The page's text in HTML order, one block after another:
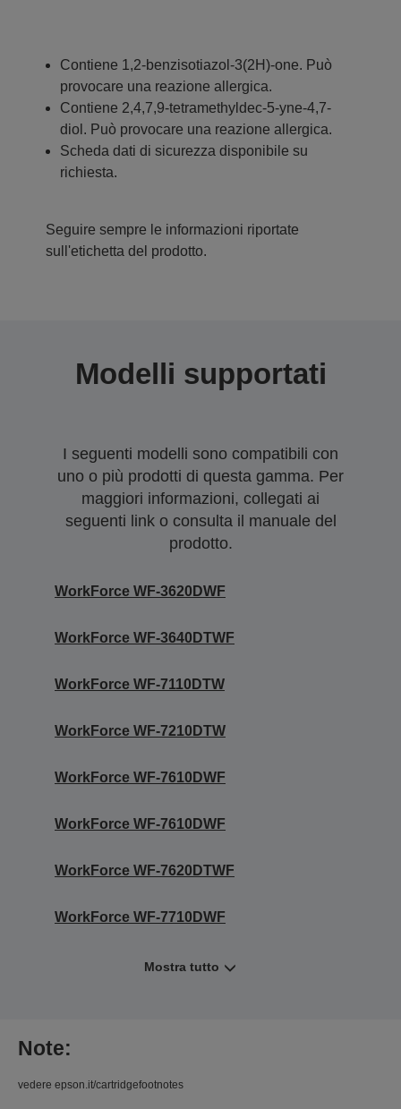
Contiene 1,2-benzisotiazol-3(2H)-one. Può
provocare una reazione allergica.
Contiene 2,4,7,9-tetramethyldec-5-yne-4,7-
diol. Può provocare una reazione allergica.
Scheda dati di sicurezza disponibile su
richiesta.
Seguire sempre le informazioni riportate
sull'etichetta del prodotto.
Modelli supportati
I seguenti modelli sono compatibili con
uno o più prodotti di questa gamma. Per
maggiori informazioni, collegati ai
seguenti link o consulta il manuale del
prodotto.
WorkForce WF-3620DWF
WorkForce WF-3640DTWF
WorkForce WF-7110DTW
WorkForce WF-7210DTW
WorkForce WF-7610DWF
WorkForce WF-7610DWF
WorkForce WF-7620DTWF
WorkForce WF-7710DWF
Mostra tutto
Note:
vedere epson.it/cartridgefootnotes